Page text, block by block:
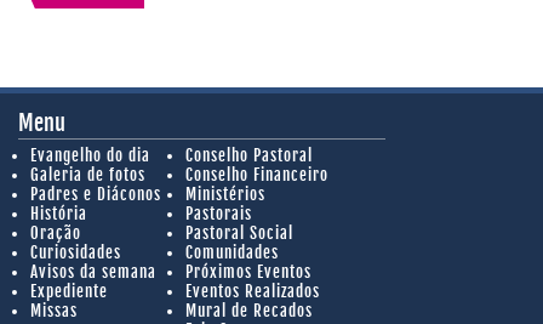
Menu
Evangelho do dia
Galeria de fotos
Padres e Diáconos
História
Oração
Curiosidades
Avisos da semana
Expediente
Missas
Conselho Pastoral
Conselho Financeiro
Ministérios
Pastorais
Pastoral Social
Comunidades
Próximos Eventos
Eventos Realizados
Mural de Recados